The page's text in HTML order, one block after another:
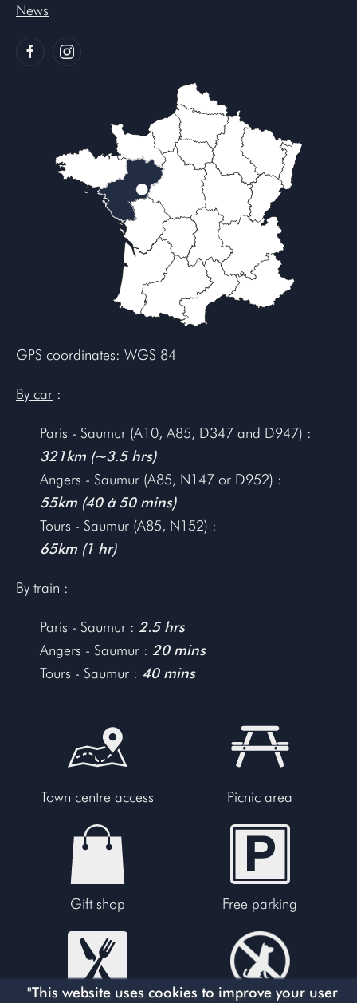
News
GPS coordinates: WGS 84
By car :
Paris - Saumur (A10, A85, D347 and D947) :
321km (~3.5 hrs)
Angers - Saumur (A85, N147 or D952) :
55km (40 à 50 mins)
Tours - Saumur (A85, N152) :
65km (1 hr)
By train :
Paris - Saumur : 2.5 hrs
Angers - Saumur : 20 mins
Tours - Saumur : 40 mins
Town centre access Picnic area
Gift shop Free parking
"This website uses cookies to improve your user